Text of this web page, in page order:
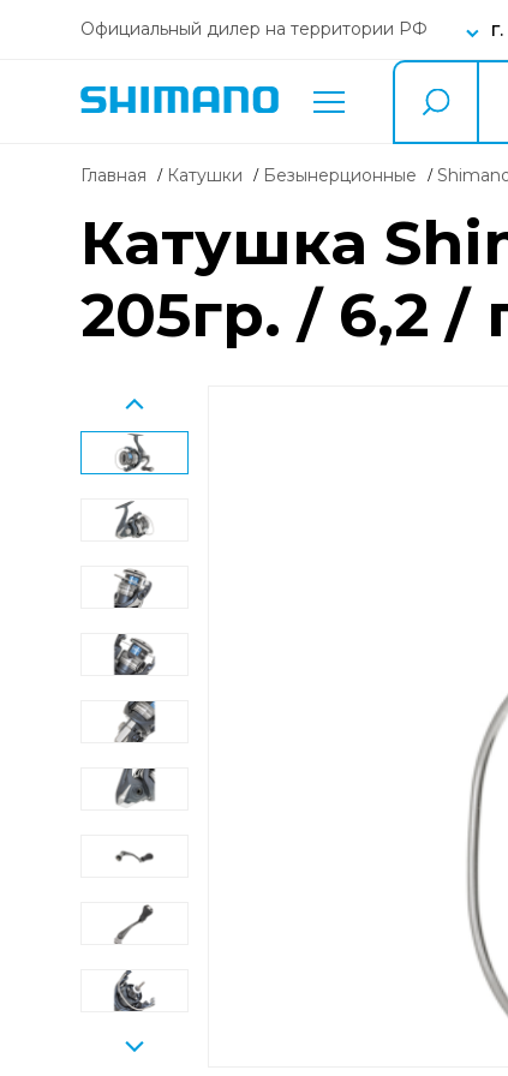
Официальный дилер на территории РФ
Главная Катушки безынерционные
Катушка
205гр. / 6,2